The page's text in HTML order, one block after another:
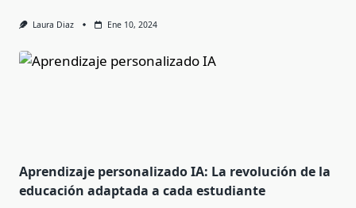
Laura Diaz Ene 10, 2024
Aprendizaje personalizado IA: La revolución de la
educación adaptada a cada estudiante